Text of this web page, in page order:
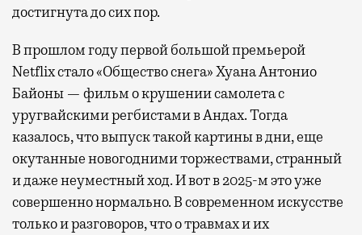
достигнута до сих пор.
В прошлом году первой большой премьерой
Netflix стало «Общество снега» Хуана Антонио
Байоны — фильм о крушении самолета с
уругвайскими регбистами в Андах. Тогда
казалось, что выпуск такой картины в дни, еще
окутанные новогодними торжествами, странный
и даже неуместный ход. И вот в 2025-м это уже
совершенно нормально. В современном искусстве
только и разговоров, что о травмах и их